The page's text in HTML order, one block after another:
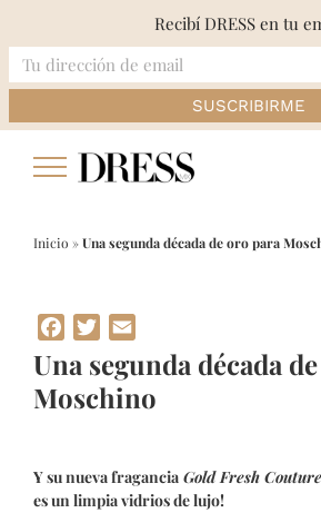
Inicio »Una segunda década de oro para
Facebook
Twitter
Una segunda década
Moschino
Y su nueva fragancia Gold Fresh Couture
es un limpia vidrios de lujo!
Recibí DRESS en tu